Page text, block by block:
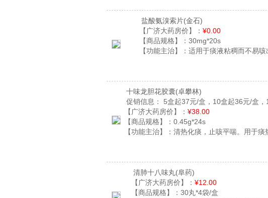
盐酸氨溴索片(金石)
【广济大药房价】： ¥0.00
【商品规格】： 30mg*20s
【功能主治】： 适用于痰液粘稠而不易咳
十味龙胆花胶囊(卓攀林)
促销信息：
5盒起37元/盒，10盒起36元/盒
【广济大药房价】： ¥38.00
【商品规格】： 0.45g*24s
【功能主治】： 清热化痰，止咳平喘。用于痰
清肺十八味丸(阜药)
【广济大药房价】： ¥12.00
【商品规格】： 30丸*4袋/盒